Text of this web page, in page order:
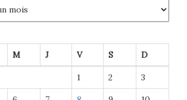
M J V S D
1 2 3